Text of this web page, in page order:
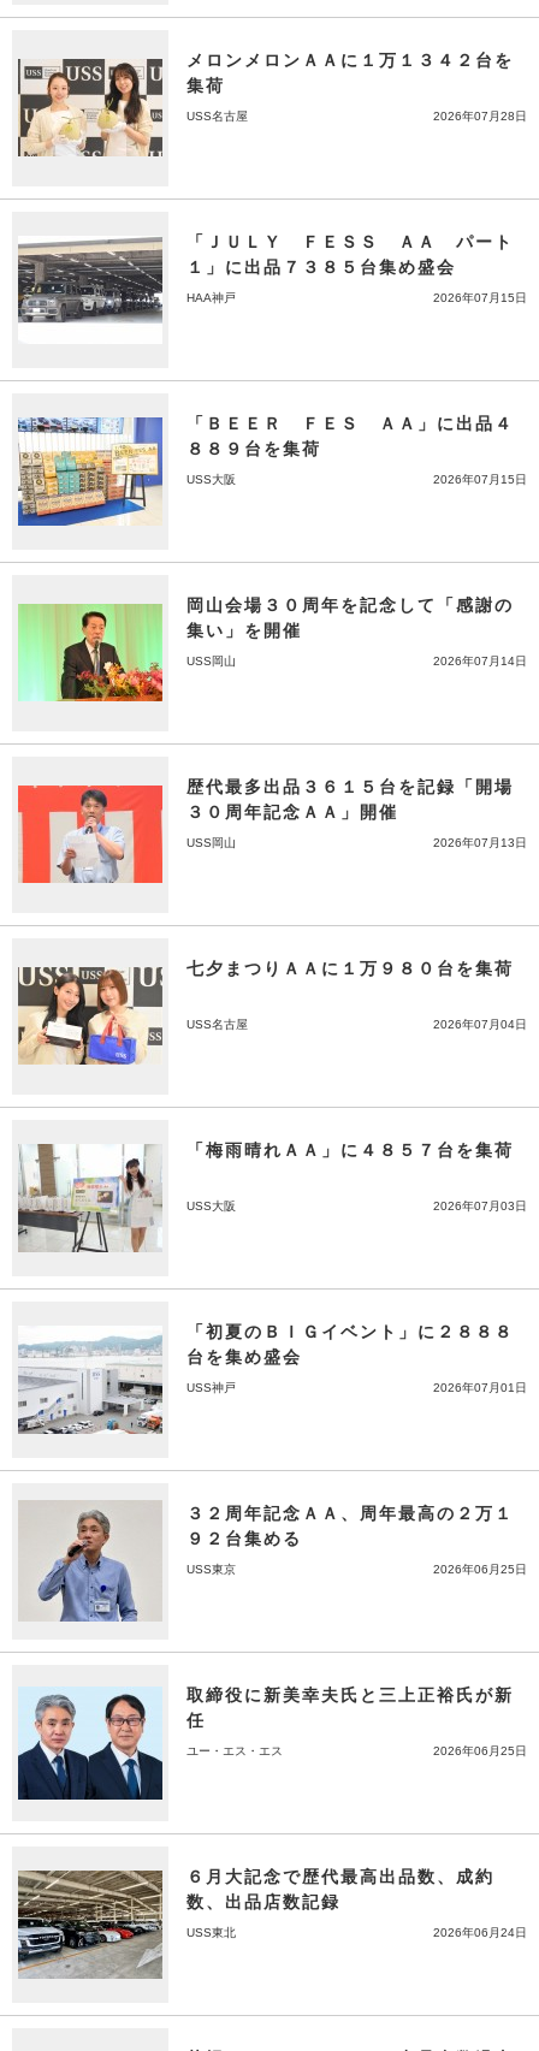
メロンメロンＡＡに１万１３４２台を
集荷
USS名古屋 2026年07月28日
「ＪＵＬＹ ＦＥＳＳ ＡＡ パート
１」に出品７３８５台集め盛会
HAA神戸 2026年07月15日
「ＢＥＥＲ ＦＥＳ ＡＡ」に出品４
８８９台を集荷
USS大阪 2026年07月15日
岡山会場３０周年を記念して「感謝の
集い」を開催
USS岡山 2026年07月14日
歴代最多出品３６１５台を記録「開場
３０周年記念ＡＡ」開催
USS岡山 2026年07月13日
七夕まつりＡＡに１万９８０台を集荷
USS名古屋 2026年07月04日
「梅雨晴れＡＡ」に４８５７台を集荷
USS大阪 2026年07月03日
「初夏のＢＩＧイベント」に２８８８
台を集め盛会
USS神戸 2026年07月01日
３２周年記念ＡＡ、周年最高の２万１
９２台集める
USS東京 2026年06月25日
取締役に新美幸夫氏と三上正裕氏が新
任
ユー・エス・エス 2026年06月25日
６月大記念で歴代最高出品数、成約
数、出品店数記録
USS東北 2026年06月24日